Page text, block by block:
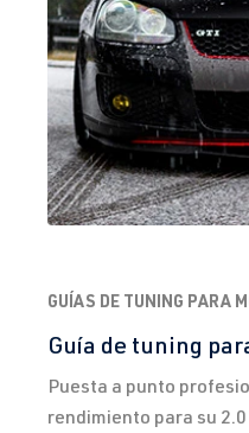
GUÍAS DE TUNING PARA
Guía de tuning
Puesta a punto
rendimiento para su 2.0